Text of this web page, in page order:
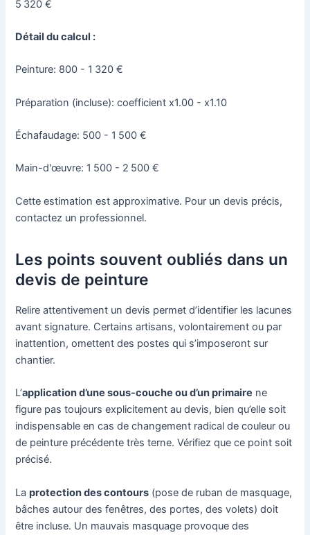
5 320 €
Détail du calcul :
Peinture: 800 - 1 320 €
Préparation (incluse): coefficient x1.00 - x1.10
Échafaudage: 500 - 1 500 €
Main-d'œuvre: 1 500 - 2 500 €
Cette estimation est approximative. Pour un devis précis,
contactez un professionnel.
Les points souvent oubliés dans un
devis de peinture
Relire attentivement un devis permet d’identifier les lacunes
avant signature. Certains artisans, volontairement ou par
inattention, omettent des postes qui s’imposeront sur
chantier.
L’application d’une sous-couche ou d’un primaire ne
figure pas toujours explicitement au devis, bien qu’elle soit
indispensable en cas de changement radical de couleur ou
de peinture précédente très terne. Vérifiez que ce point soit
précisé.
Laprotection des contours (pose de ruban de masquage,
bâches autour des fenêtres, des portes, des volets) doit
être incluse. Un mauvais masquage provoque des